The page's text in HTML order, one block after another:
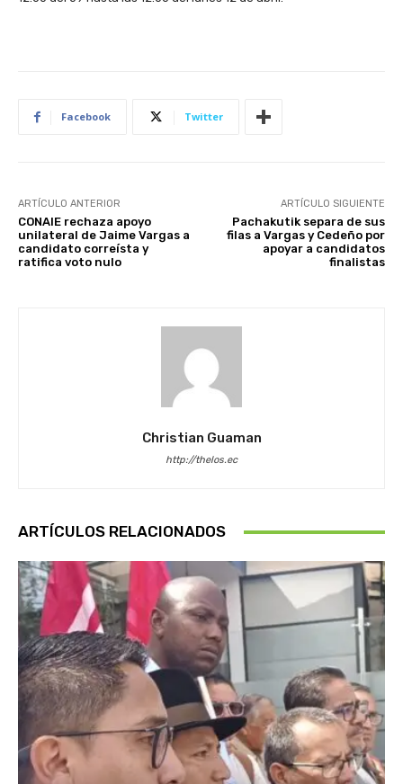
Facebook Twitter
ARTÍCULO ANTERIOR
CONAIE rechaza apoyo
unilateral de Jaime Vargas a
candidato correísta y
ratifica voto nulo
ARTÍCULO SIGUIENTE
Pachakutik separa de sus
filas a Vargas y Cedeño por
apoyar a candidatos
finalistas
Christian Guaman
http://thelos.ec
ARTÍCULOS RELACIONADOS